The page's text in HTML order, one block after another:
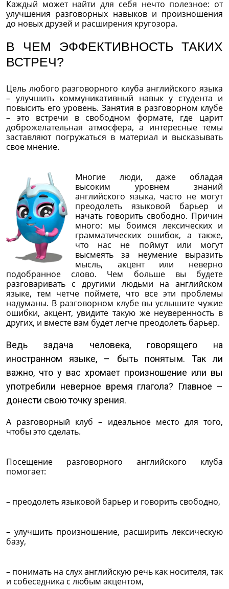
Каждый может найти для себя нечто полезное: от
улучшения разговорных навыков и произношения
до новых друзей и расширения кругозора.
В ЧЕМ ЭФФЕКТИВНОСТЬ ТАКИХ
ВСТРЕЧ?
Цель любого разговорного клуба английского языка
– улучшить коммуникативный навык у студента и
повысить его уровень. Занятия в разговорном клубе
– это встречи в свободном формате, где царит
доброжелательная атмосфера, а интересные темы
заставляют погружаться в материал и высказывать
свое мнение.
Многие люди, даже обладая
высоким уровнем знаний
английского языка, часто не могут
преодолеть языковой барьер и
начать говорить свободно. Причин
много: мы боимся лексических и
грамматических ошибок, а также,
что нас не поймут или могут
высмеять за неумение выразить
мысль, акцент или неверно
подобранное слово. Чем больше вы будете
разговаривать с другими людьми на английском
языке, тем четче поймете, что все эти проблемы
надуманы. В разговорном клубе вы услышите чужие
ошибки, акцент, увидите такую же неуверенность в
других, и вместе вам будет легче преодолеть барьер.
Ведь задача человека, говорящего на
иностранном языке, – быть понятым. Так ли
важно, что у вас хромает произношение или вы
употребили неверное время глагола? Главное –
донести свою точку зрения.
А разговорный клуб – идеальное место для того,
чтобы это сделать.
Посещение разговорного английского клуба
помогает:
– преодолеть языковой барьер и говорить свободно,
– улучшить произношение, расширить лексическую
базу,
– понимать на слух английскую речь как носителя, так
и собеседника с любым акцентом,